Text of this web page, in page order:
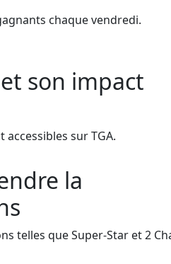
chaque vendredi.
son impact
sur TGA.
la
telles que Super-Star et 2